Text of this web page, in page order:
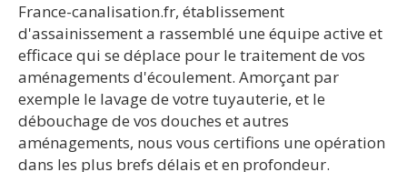
France-canalisation.fr, établissement
d'assainissement a rassemblé une équipe active et
efficace qui se déplace pour le traitement de vos
aménagements d'écoulement. Amorçant par
exemple le lavage de votre tuyauterie, et le
débouchage de vos douches et autres
aménagements, nous vous certifions une opération
dans les plus brefs délais et en profondeur.